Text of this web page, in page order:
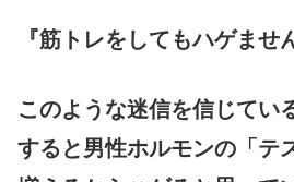
『筋トレをしてもハゲませ
このような迷信を信じてい
すると男性ホルモンの「テ